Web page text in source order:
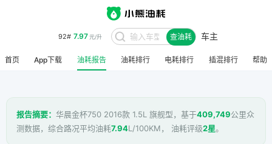
92# 7.97元/升 查油耗 车主
首页 App下载 油耗报告 油耗排行 电耗排行 插混排行 帮助
报告摘要： 华晨金杯750 2016款 1.5L 旗舰型，基于409,749公里众
测数据，综合路况平均油耗7.94L/100KM， 油耗评级2星。